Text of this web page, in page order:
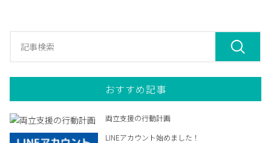
おすすめ記事
両立支援の行動計画
LINEアカウント始めました！